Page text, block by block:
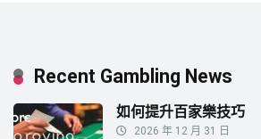
Recent Gambling News
如何提升百家樂技巧
2026 年 12 月 31 日